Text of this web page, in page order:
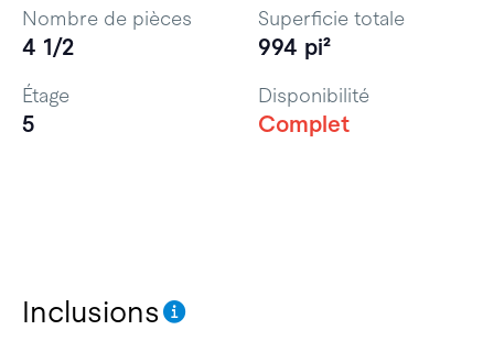
Inclusions
Nombre de pièces
4 1/2
Superficie totale
994 pi²
Étage
5
Disponibilité
Complet